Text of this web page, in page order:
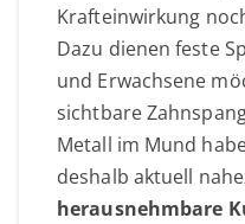
Krafteinwirkung
Dazu dienen feste
und Erwachsene
sichtbare
Metall im Mund
deshalb aktuell
herausnehmbare